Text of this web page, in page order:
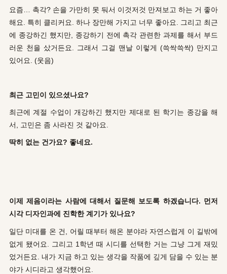
요즘… 촉각? 손을 가만히 못 둬서 이것저것 만져보고 하는 거 좋아
해요. 특히 클리커요. 하나 장만해 가지고 너무 좋아요. 그리고 최근
에 종강하긴 했지만, 종강하기 전에 촉각 관련한 과제를 해서 부드
러운 천을 샀거든요. 그래서 그걸 맨날 이렇게 (쓱싹쓱싹) 만지고
있어요. (웃음)
최근 고민이 있으셨나요?
최근에 계절 수업이 개강하긴 했지만 제대로 된 학기는 종강을 해
서, 고민은 좀 사라진 것 같아요.
딱히 없는 건가요? 좋네요.
이제 제음이라는 사람에 대해서 질문해 보도록 하겠습니다. 먼저
시각 디자인과에 진학한 계기가 있나요?
일단 미대를 온 건, 어릴 때부터 해온 분야라 자연스럽게 이 길밖에
없게 됐어요. 그리고 1학년 때 시디를 선택한 거는 그냥 그게 재밌
었거든요. 내가 지금 하고 있는 생각을 작품에 깊게 담을 수 있는 분
야가 시디라고 생각했어요.